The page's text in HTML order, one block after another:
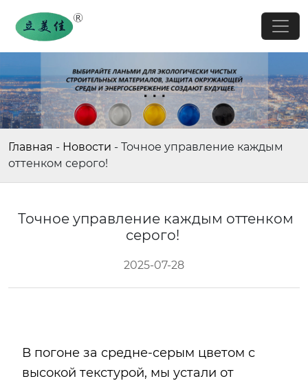
Главная - Новости - Точное управление каждым
оттенком серого!
Точное управление каждым оттенком
серого!
2025-07-28
В погоне за средне-серым цветом с
высокой текстурой, мы устали от